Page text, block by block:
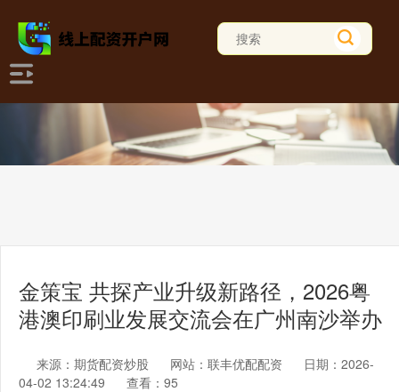
金策宝 共探产业升级新路径，2026粤
港澳印刷业发展交流会在广州南沙举办
来源：期货配资炒股 网站：联丰优配配资
日期：2026-
04-02 13:24:49
查看：95